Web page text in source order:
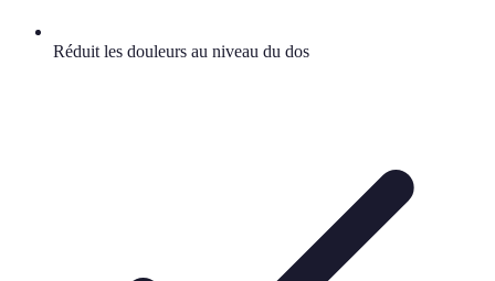
Réduit les douleurs au niveau du dos